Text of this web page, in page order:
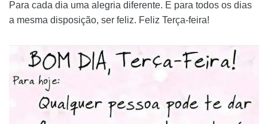
Para cada dia uma alegria diferente. E para todos os dias
a mesma disposição, ser feliz. Feliz Terça-feira!